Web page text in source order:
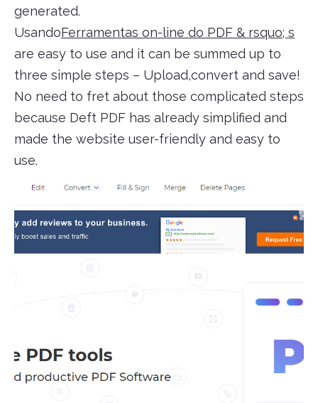
generated.
UsandoFerramentas on-line do PDF & rsquo; s
are easy to use and it can be summed up to
three simple steps – Upload,convert and save!
No need to fret about those complicated steps
because Deft PDF has already simplified and
made the website user-friendly and easy to
use.